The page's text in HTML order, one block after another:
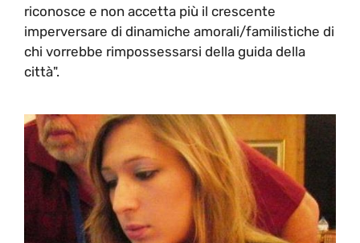
riconosce e non accetta più il crescente
imperversare di dinamiche amorali/familistiche di
chi vorrebbe rimpossessarsi della guida della
città".